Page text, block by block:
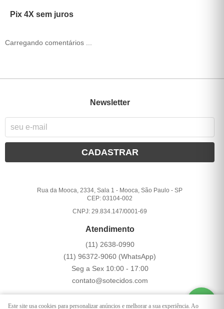
Pix 4X sem juros
Carregando comentários ...
Newsletter
CADASTRAR
Rua da Mooca, 2334, Sala 1 - Mooca, São Paulo -SP
CEP: 03104-002
CNPJ: 29.834.147/0001-69
Atendimento
(11) 2638-0990
(11) 96372-9060 (WhatsApp)
Seg a Sex 10:00 - 17:00
contato@sotecidos.com
Este site usa cookies para personalizar anúncios e melhorar a sua experiência. Ao